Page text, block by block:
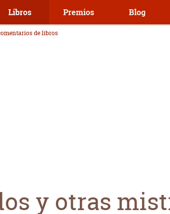
Libros Premios Blog
de libros
y otras